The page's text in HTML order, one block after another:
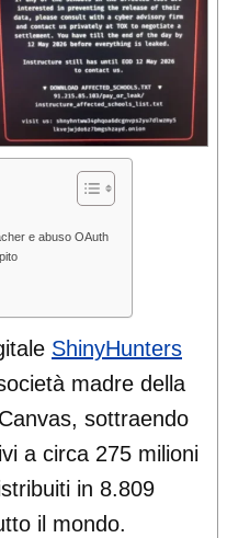
e abuso OAuth
ShinyHunters
madre della
sottraendo
a circa 275 milioni
in 8.809
il mondo.